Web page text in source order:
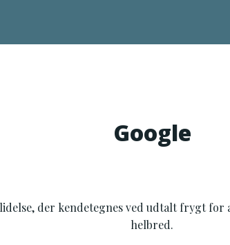
Google
der kendetegnes ved udtalt frygt
helbred.